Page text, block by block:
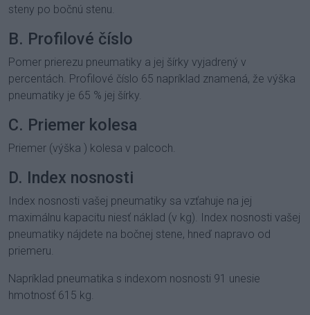
steny po bočnú stenu.
B. Profilové číslo
Pomer prierezu pneumatiky a jej šírky vyjadrený v
percentách. Profilové číslo 65 napríklad znamená, že výška
pneumatiky je 65 % jej šírky.
C. Priemer kolesa
Priemer (výška ) kolesa v palcoch.
D. Index nosnosti
Index nosnosti vašej pneumatiky sa vzťahuje na jej
maximálnu kapacitu niesť náklad (v kg). Index nosnosti vašej
pneumatiky nájdete na bočnej stene, hneď napravo od
priemeru.
Napríklad pneumatika s indexom nosnosti 91 unesie
hmotnosť 615 kg.